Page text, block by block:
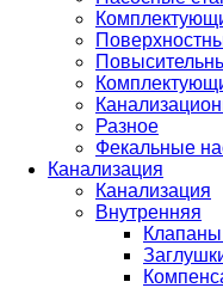
Разное
Фекальные
Канализация
Канализация
Внутренняя